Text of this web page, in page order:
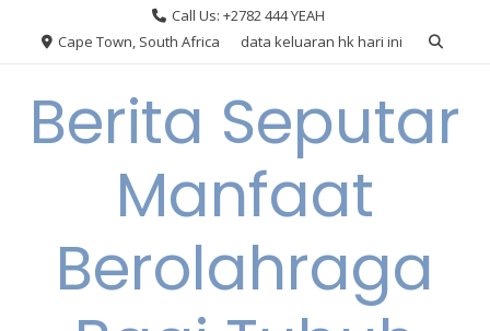
Call Us: +2782 444 YEAH
Cape Town, South Africa
data keluaran hk hari ini
Berita Seputar
Manfaat
Berolahraga